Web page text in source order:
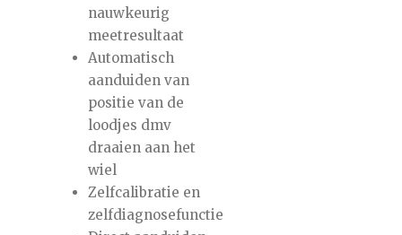
nauwkeurig
meetresultaat
Automatisch
aanduiden van
positie van de
loodjes dmv
draaien aan het
wiel
Zelfcalibratie en
zelfdiagnosefunctie